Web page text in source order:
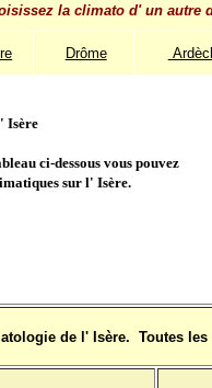
la climato d' un autre
Drôme
Isère
ci-dessous vous pouvez
sur l' Isère.
de l' Isère. Toutes les